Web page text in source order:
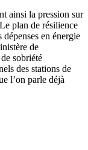
ainsi la pression sur
plan de résilience
en énergie
de
sobriété
des stations de
l’on parle déjà